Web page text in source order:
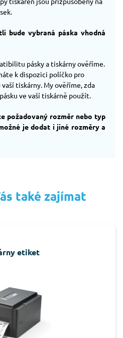
bude vybraná páska vhodná
pásky a tiskárny ověříme.
k dispozici políčko pro
tiskárny. My ověříme, zda
ve vaší tiskárně použít.
požadovaný rozměr nebo typ
je dodat i jiné rozměry a
také zajímat
etiket